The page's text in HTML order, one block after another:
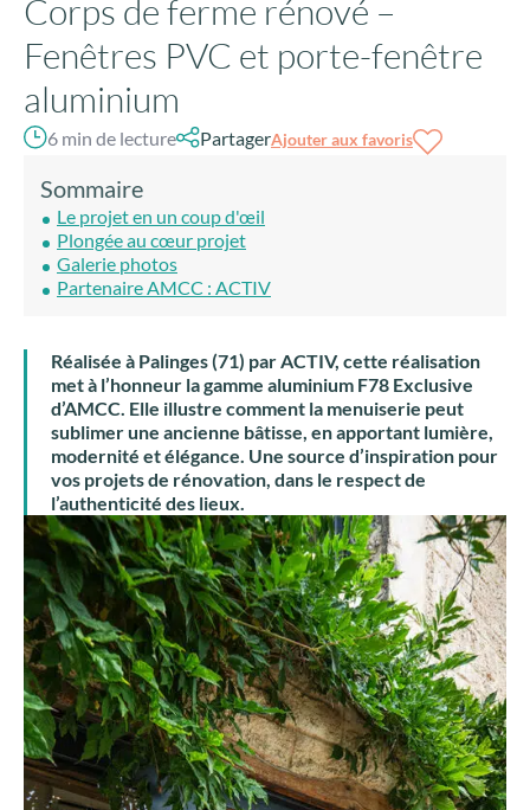
Corps de ferme rénové –
Fenêtres PVC et porte-fenêtre
aluminium
6 min de lecture PartagerAjouter aux favoris
Sommaire
Le projet en un coup d'œil
Plongée au cœur projet
Galerie photos
Partenaire AMCC : ACTIV
Réalisée à Palinges (71) par ACTIV, cette réalisation
met à l’honneur la gamme aluminium F78 Exclusive
d’AMCC. Elle illustre comment la menuiserie peut
sublimer une ancienne bâtisse, en apportant lumière,
modernité et élégance. Une source d’inspiration pour
vos projets de rénovation, dans le respect de
l’authenticité des lieux.